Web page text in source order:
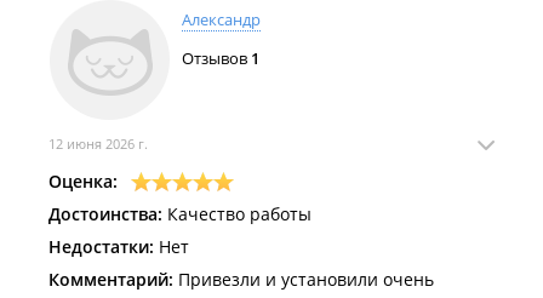
Александр
Отзывов 1
12 июня 2026 г.
Оценка:
Достоинства: Качество работы
Недостатки: Нет
Комментарий: Привезли и установили очень